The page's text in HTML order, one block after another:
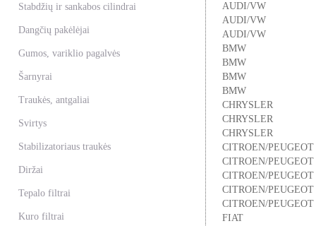
Stabdžių ir sankabos cilindrai
Dangčių pakėlėjai
Gumos, variklio pagalvės
Šarnyrai
Traukės, antgaliai
Svirtys
Stabilizatoriaus traukės
Diržai
Tepalo filtrai
Kuro filtrai
AUDI/VW
AUDI/VW
AUDI/VW
BMW
BMW
BMW
BMW
CHRYSLER
CHRYSLER
CHRYSLER
CITROEN/PEUGEOT
CITROEN/PEUGEOT
CITROEN/PEUGEOT
CITROEN/PEUGEOT
CITROEN/PEUGEOT
FIAT